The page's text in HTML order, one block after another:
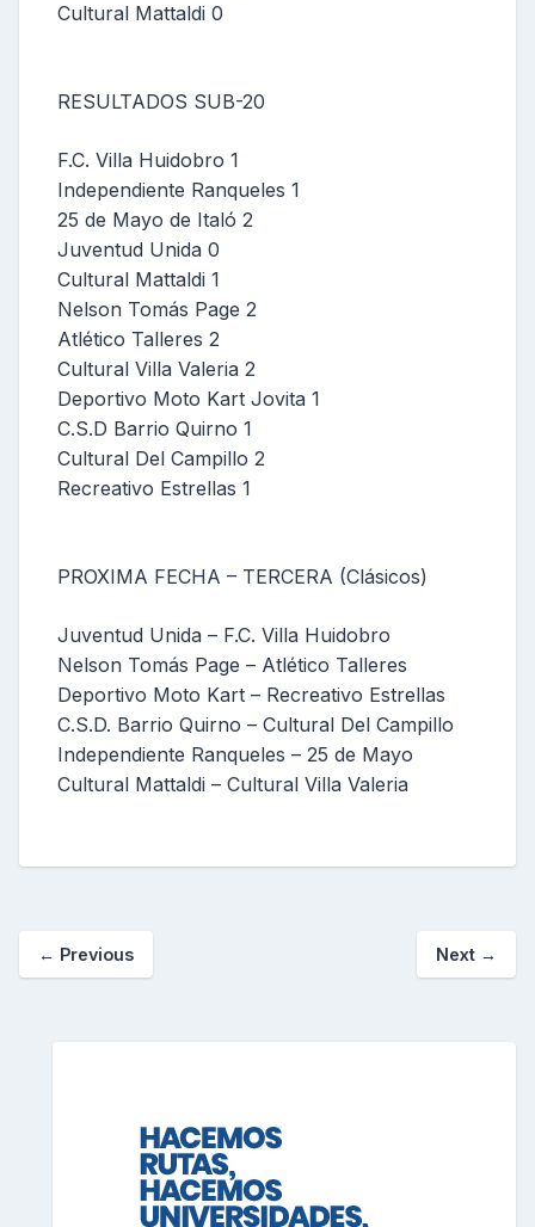
Cultural Mattaldi 0
RESULTADOS SUB-20
F.C. Villa Huidobro 1
Independiente Ranqueles 1
25 de Mayo de Italó 2
Juventud Unida 0
Cultural Mattaldi 1
Nelson Tomás Page 2
Atlético Talleres 2
Cultural Villa Valeria 2
Deportivo Moto Kart Jovita 1
C.S.D Barrio Quirno 1
Cultural Del Campillo 2
Recreativo Estrellas 1
PROXIMA FECHA – TERCERA (Clásicos)
Juventud Unida – F.C. Villa Huidobro
Nelson Tomás Page – Atlético Talleres
Deportivo Moto Kart – Recreativo Estrellas
C.S.D. Barrio Quirno – Cultural Del Campillo
Independiente Ranqueles – 25 de Mayo
Cultural Mattaldi – Cultural Villa Valeria
← Previous Next →